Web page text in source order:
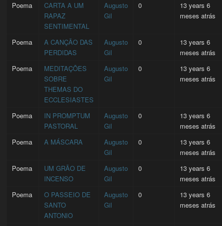
Poema
CARTA A UM
RAPAZ
SENTIMENTAL
Augusto
Gil
0
13 years 6
meses atrás
Poema
A CANÇÃO DAS
PERDIDAS
Augusto
Gil
0
13 years 6
meses atrás
Poema
MEDITAÇÕES
SOBRE
THEMAS DO
ECCLESIASTES
Augusto
Gil
0
13 years 6
meses atrás
Poema
IN PROMPTUM
PASTORAL
Augusto
Gil
0
13 years 6
meses atrás
Poema
A MÁSCARA
Augusto
Gil
0
13 years 6
meses atrás
Poema
UM GRÃO DE
INCENSO
Augusto
Gil
0
13 years 6
meses atrás
Poema
O PASSEIO DE
SANTO
ANTONIO
Augusto
Gil
0
13 years 6
meses atrás